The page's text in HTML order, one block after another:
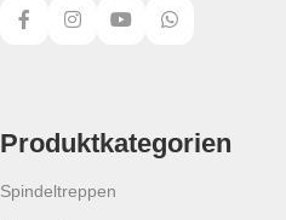
Produktkategorien
Spindeltreppen